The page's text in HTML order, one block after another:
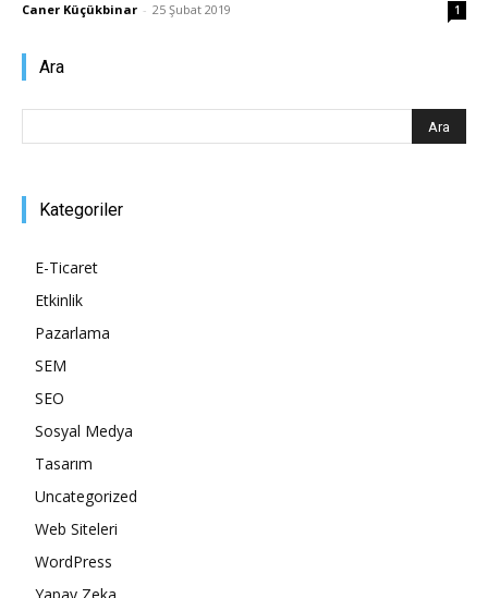
Caner Küçükbinar - 25 Şubat 2019 1
Ara
Kategoriler
E-Ticaret
Etkinlik
Pazarlama
SEM
SEO
Sosyal Medya
Tasarım
Uncategorized
Web Siteleri
WordPress